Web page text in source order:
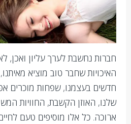
חברות נחשבת לערך עליון ואכן,
האיכויות שחבר טוב מוציא
חדשים בעצמנו, שפחות מוכרים
שלנו, האוזן הקשבת, החוויות
ארוכה. כל אלו מוסיפים טעם